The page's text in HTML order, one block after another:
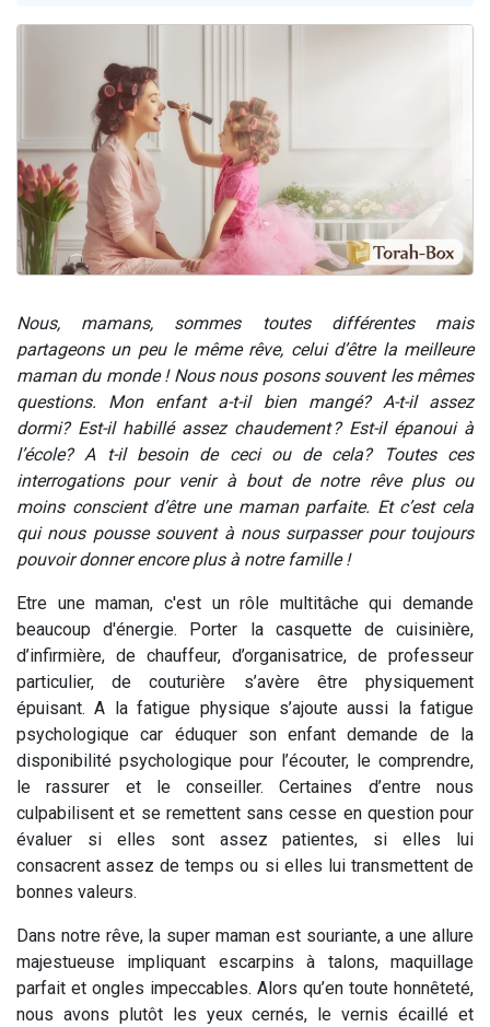
12 nouvelles musiques dans Torah-Box Music
Nous, mamans, sommes toutes différentes mais
partageons un peu le même rêve, celui d’être la meilleure
maman du monde ! Nous nous posons souvent les mêmes
questions. Mon enfant a-t-il bien mangé? A-t-il assez
dormi? Est-il habillé assez chaudement ? Est-il épanoui à
l’école? A t-il besoin de ceci ou de cela? Toutes ces
interrogations pour venir à bout de notre rêve plus ou
moins conscient d’être une maman parfaite. Et c’est cela
qui nous pousse souvent à nous surpasser pour toujours
pouvoir donner encore plus à notre famille !
Etre une maman, c'est un rôle multitâche qui demande
beaucoup d'énergie. Porter la casquette de cuisinière,
d’infirmière, de chauffeur, d’organisatrice, de professeur
particulier, de couturière s’avère être physiquement
épuisant. A la fatigue physique s’ajoute aussi la fatigue
psychologique car éduquer son enfant demande de la
disponibilité psychologique pour l’écouter, le comprendre,
le rassurer et le conseiller. Certaines d’entre nous
culpabilisent et se remettent sans cesse en question pour
évaluer si elles sont assez patientes, si elles lui
consacrent assez de temps ou si elles lui transmettent de
bonnes valeurs.
Dans notre rêve, la super maman est souriante, a une allure
majestueuse impliquant escarpins à talons, maquillage
parfait et ongles impeccables. Alors qu’en toute honnêteté,
nous avons plutôt les yeux cernés, le vernis écaillé et